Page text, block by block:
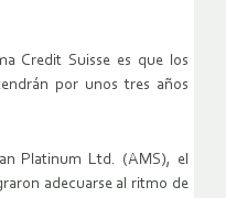
Credit Suisse es que los
por unos tres años
Platinum Ltd. (AMS), el
adecuarse al ritmo de